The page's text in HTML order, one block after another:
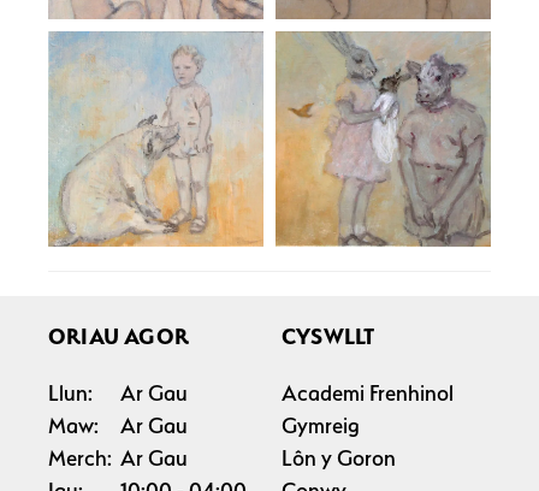
ORIAU AGOR
Llun:
Ar Gau
Maw:
Ar Gau
Merch: Ar Gau
CYSWLLT
Academi Frenhinol
Gymreig
Lôn y Goron